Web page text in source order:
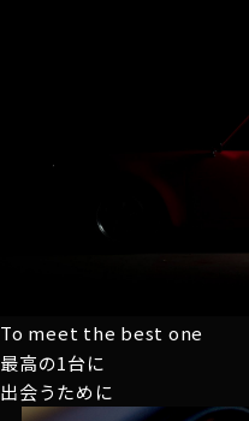
To meet the best one
最高の1台に
出会うために